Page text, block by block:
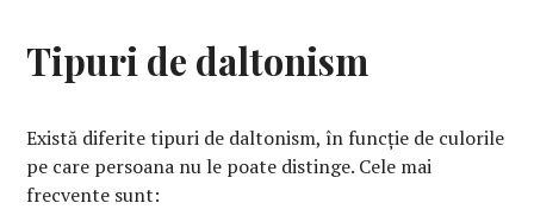
Tipuri de daltonism
Există diferite tipuri de daltonism, în funcție de culorile
pe care persoana nu le poate distinge. Cele mai
frecvente sunt: